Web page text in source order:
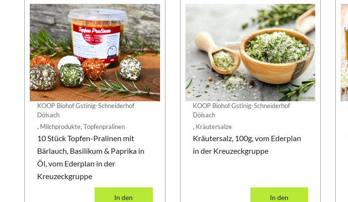
KOOP Biohof Gstinig-Schneiderhof
Dölsach
Milchprodukte Topfenpralinen
10 Stück Topfen-Pralinen mit
Bärlauch, Basilikum & Paprika in
Öl, vom Ederplan in der
Kreuzeckgruppe
In den
KOOP Biohof Gstinig-Schneiderhof
Dölsach
Kräutersalze
Kräutersalz, 100g, vom Ederplan
in der Kreuzeckgruppe
In den